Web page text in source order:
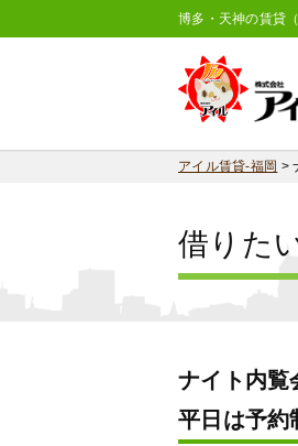
博多・天神の賃貸
アイル賃貸-福岡 >
借りた
ナイト内
平日は予約